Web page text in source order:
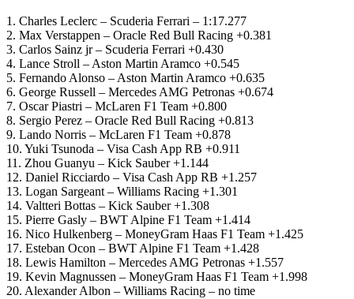
1. Charles Leclerc – Scuderia Ferrari – 1:17.277
2. Max Verstappen – Oracle Red Bull Racing +0.381
3. Carlos Sainz jr – Scuderia Ferrari +0.430
4. Lance Stroll – Aston Martin Aramco +0.545
5. Fernando Alonso – Aston Martin Aramco +0.635
6. George Russell – Mercedes AMG Petronas +0.674
7. Oscar Piastri – McLaren F1 Team +0.800
8. Sergio Perez – Oracle Red Bull Racing +0.813
9. Lando Norris – McLaren F1 Team +0.878
10. Yuki Tsunoda – Visa Cash App RB +0.911
11. Zhou Guanyu – Kick Sauber +1.144
12. Daniel Ricciardo – Visa Cash App RB +1.257
13. Logan Sargeant – Williams Racing +1.301
14. Valtteri Bottas – Kick Sauber +1.308
15. Pierre Gasly – BWT Alpine F1 Team +1.414
16. Nico Hulkenberg – MoneyGram Haas F1 Team +1.425
17. Esteban Ocon – BWT Alpine F1 Team +1.428
18. Lewis Hamilton – Mercedes AMG Petronas +1.557
19. Kevin Magnussen – MoneyGram Haas F1 Team +1.998
20. Alexander Albon – Williams Racing – no time